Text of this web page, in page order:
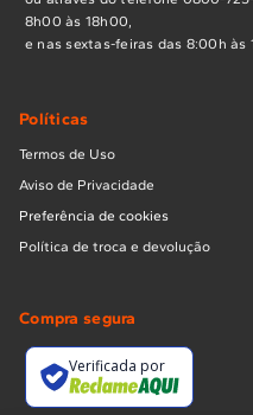
8h00 às 18h00,
e nas sextas-feiras das 8:00h às
Políticas
Termos de Uso
Aviso de Privacidade
Preferência de cookies
Política de troca e devolução
Compra segura
Verificada por